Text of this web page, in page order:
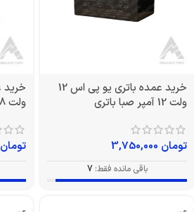
خرید عمده باتری یو پی اس 12
ولت 12 آمپر صبا باتری
تومان
باقی مانده فقط: 7
ولت 18 آمپر صبا باتری
تومان